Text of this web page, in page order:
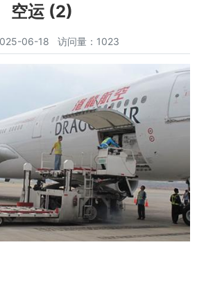
空运 (2)
06-18 访问量：1023